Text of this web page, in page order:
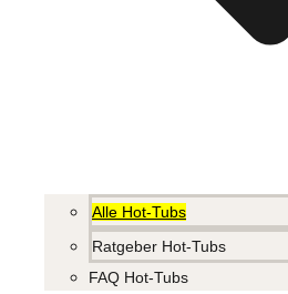
Alle Hot-Tubs
Ratgeber Hot-Tubs
FAQ Hot-Tubs